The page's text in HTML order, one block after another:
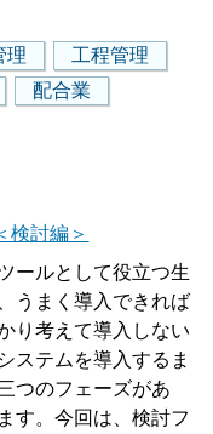
理
工程管理
配合業
検討編＞
ールとして役立つ生
うまく導入できれば
り考えて導入しない
ステムを導入するま
つのフェーズがあ
す。今回は、検討フ